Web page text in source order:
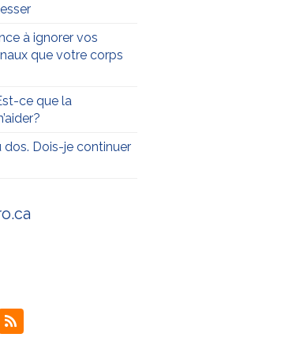
à ignorer vos
que votre corps
ce que la
dos. Dois-je continuer
RSS